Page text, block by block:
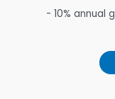
- 10% annual